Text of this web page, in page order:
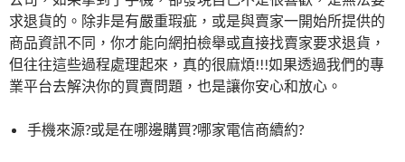
求退貨的。除非是有嚴重瑕疵，或是與賣家一開始所提供的
商品資訊不同，你才能向網拍檢舉或直接找賣家要求退貨，
但往往這些過程處理起來，真的很麻煩!!!如果透過我們的專
業平台去解決你的買賣問題，也是讓你安心和放心。
手機來源?或是在哪邊購買?哪家電信商續約?